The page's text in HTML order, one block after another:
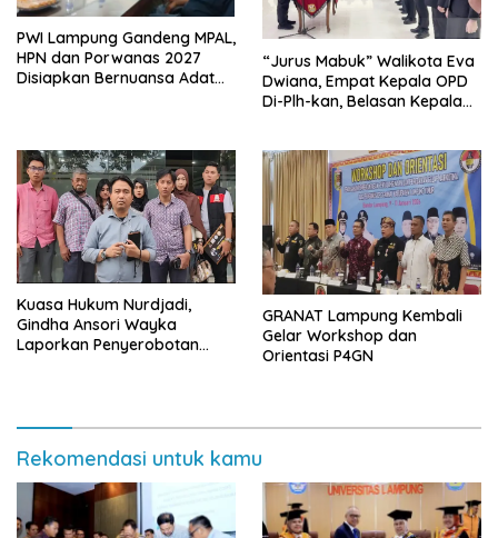
PWI Lampung Gandeng MPAL,
HPN dan Porwanas 2027
Disiapkan Bernuansa Adat
“Jurus Mabuk” Walikota Eva
Dwiana, Empat Kepala OPD
Di-Plh-kan, Belasan Kepala
Kuasa Hukum Nurdjadi,
Gindha Ansori Wayka
Laporkan Penyerobotan
GRANAT Lampung Kembali
Gelar Workshop dan
Orientasi P4GN
Rekomendasi untuk kamu